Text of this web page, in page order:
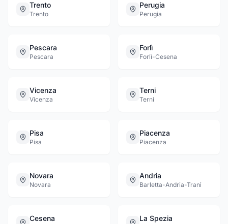
Trento
Trento
Perugia
Perugia
Pescara
Pescara
Forlì
Forlì-Cesena
Vicenza
Vicenza
Terni
Terni
Pisa
Pisa
Piacenza
Piacenza
Novara
Novara
Andria
Barletta-Andria-Trani
Cesena La Spezia